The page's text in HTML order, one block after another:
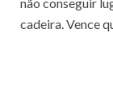
cadeira. Vence